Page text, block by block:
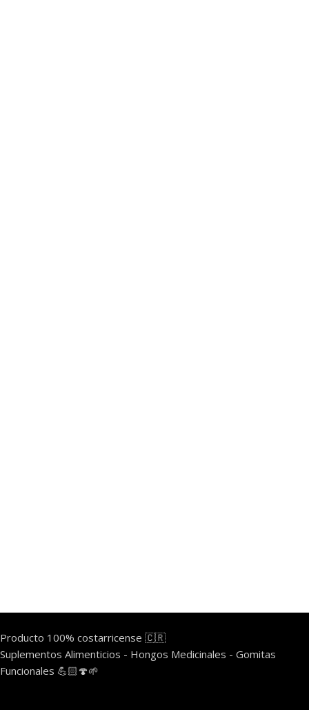
Producto 100% costarricense 🇨🇷
Suplementos Alimenticios - Hongos Medicinales - Gomitas
Funcionales 💪🏻🍄🌱